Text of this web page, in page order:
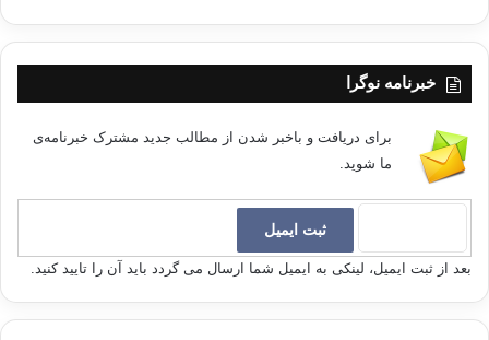
خبرنامه نوگرا
برای دریافت و باخبر شدن از مطالب جدید مشترک خبرنامه‌ی
ما شوید.
بعد از ثبت ایمیل، لینکی به ایمیل شما ارسال می گردد باید آن را تایید کنید.